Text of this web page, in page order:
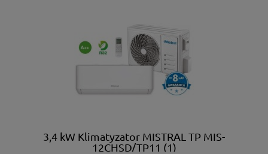
3,4 kW Klimatyzator MISTRAL TP MIS-
12CHSD/TP11 (1)